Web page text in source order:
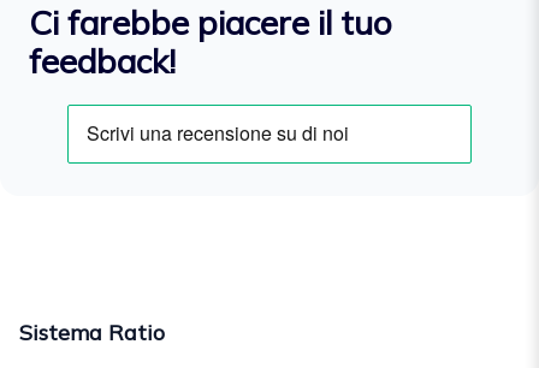
Ci farebbe piacere il tuo
feedback!
Sistema Ratio